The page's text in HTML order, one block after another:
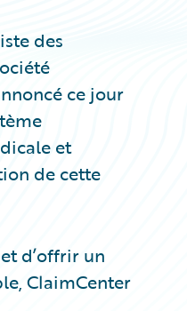
des
ce jour
et
de cette
d’offrir un
ClaimCenter